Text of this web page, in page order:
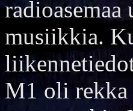
musiikkia.
M1 oli rekka